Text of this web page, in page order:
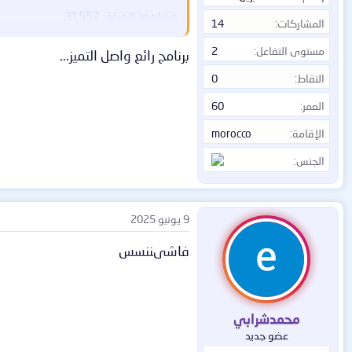
*** Hidden text: cannot be quoted. ***
/
المشاركات 14
مستوى التفاعل 2
النقاط 0
العمر 60
الإقامة morocco
الجنس
مشاهدة المرفق 31552
معايير أخرى للحماية من الفيروسات
مما يسمح لك بالكشف بسرعة وحذف
برنامج رائع واصل التميز...
محمدشرابي
عضو جديد
9 يونيو 2025
فاشىننسس